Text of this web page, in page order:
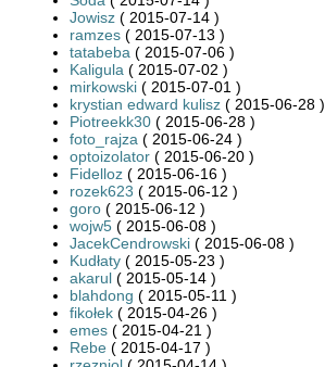
Jowisz ( 2015-07-14 )
ramzes ( 2015-07-13 )
tatabeba ( 2015-07-06 )
Kaligula ( 2015-07-02 )
mirkowski ( 2015-07-01 )
krystian edward kulisz ( 2015-06-28 )
Piotreekk30 ( 2015-06-28 )
foto_rajza ( 2015-06-24 )
optoizolator ( 2015-06-20 )
Fidelloz ( 2015-06-16 )
rozek623 ( 2015-06-12 )
goro ( 2015-06-12 )
wojw5 ( 2015-06-08 )
JacekCendrowski ( 2015-06-08 )
Kudłaty ( 2015-05-23 )
akarul ( 2015-05-14 )
blahdong ( 2015-05-11 )
fikołek ( 2015-04-26 )
emes ( 2015-04-21 )
Rebe ( 2015-04-17 )